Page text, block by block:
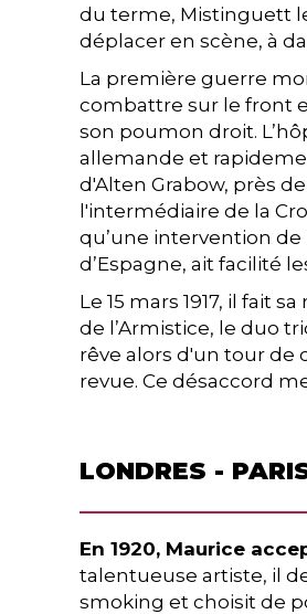
du terme, Mistinguett
déplacer en scène, à
La première guerre
combattre sur le front
son poumon droit.
allemande et
d'Alten Grabow, près
l'intermédiaire de la
qu’une intervention de
d’Espagne, ait facilité
Le 15 mars 1917, il fait
de l’Armistice, le duo
rêve alors d'un tour de
revue. Ce désaccord
LONDRES -
En 1920, Maurice
talentueuse artiste, il
smoking et choisit de